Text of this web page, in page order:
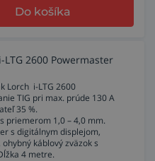
Do košíka
LTG 2600 Powermaster
Lorch i-LTG 2600
TIG pri max. prúde 130 A
35 %.
priemerom 1,0 – 4,0 mm.
s digitálnym displejom,
káblový zväzok s
4 metre.